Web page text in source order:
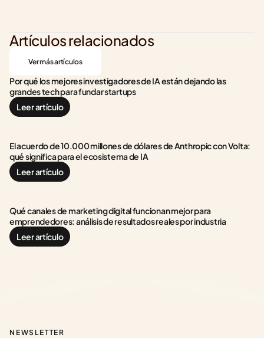
Artículos relacionados
Ver más artículos
Por qué los mejores investigadores de IA están dejando las
grandes tech para fundar startups
Leer artículo
El acuerdo de 10.000 millones de dólares de Anthropic con Volta:
qué significa para el ecosistema de IA
Leer artículo
Qué canales de marketing digital funcionan mejor para
emprendedores: análisis de resultados reales por industria
Leer artículo
NEWSLETTER